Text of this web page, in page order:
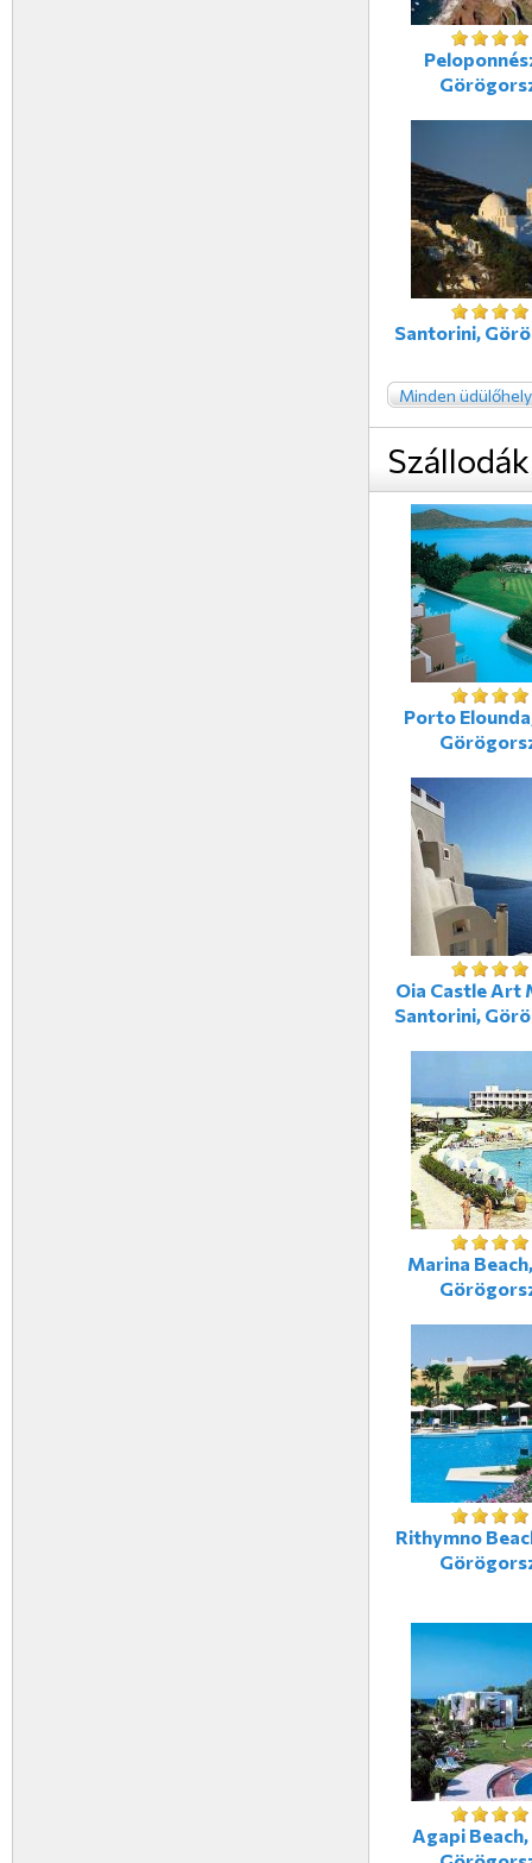
Santorini,
Minden üdülőhely
Szállodák
Porto
Oia Castle Art
Santorini,
Marina
Rithymno
Agapi